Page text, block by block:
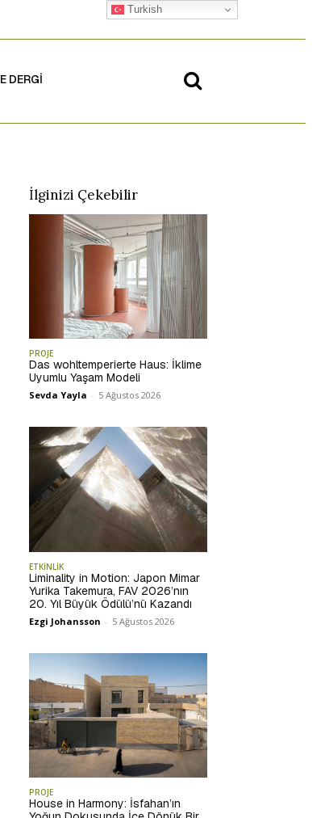
E DERGİ
İlginizi Çekebilir
PROJE
Das wohltemperierte Haus: İklime
Uyumlu Yaşam Modeli
Sevda Yayla - 5 Ağustos 2026
ETKİNLİK
Liminality in Motion: Japon Mimar
Yurika Takemura, FAV 2026’nın
20. Yıl Büyük Ödülü’nü Kazandı
Ezgi Johansson - 5 Ağustos 2026
PROJE
House in Harmony: İsfahan’ın
Turkish